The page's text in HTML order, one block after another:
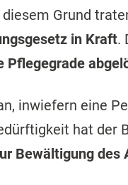
Grund
in Kraft.
Pflegegrade
inwiefern eine
hat der
Bewältigung des